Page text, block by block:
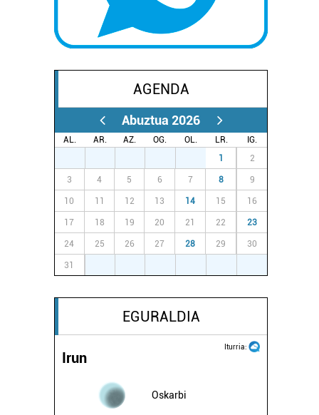
AGENDA
Abuztua 2026
AL. AR. AZ. OG. OL. LR.
IG.
1 2
3 4 5 6 7 8 9
10 11 12 13 14 15 16
17 18 19 20 21 22 23
24 25 26 27 28 29 30
31
EGURALDIA
Iturria:
Irun
Oskarbi